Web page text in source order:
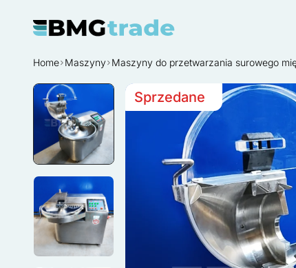
Home Maszyny Maszyny do przetwarzania surowego
Sprzedane